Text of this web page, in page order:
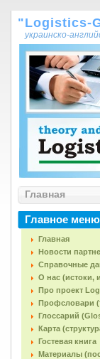
"Logistics-
украинско-
Главная
Главное меню
Главная
Новости
Справочные
О нас (истоки,
Про проект
Профсловари
Глоссарий
Карта
Гостевая книга
Материалы